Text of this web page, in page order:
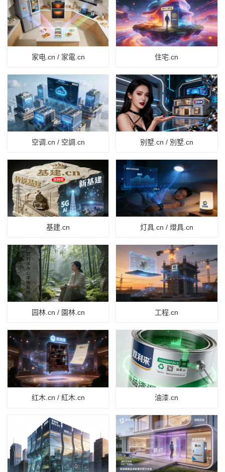
家电.cn / 家電.cn 住宅.cn
空调.cn / 空調.cn 别墅.cn / 別墅.cn
基建.cn 灯具.cn / 燈具.cn
园林.cn / 園林.cn 工程.cn
红木.cn / 紅木.cn 油漆.cn